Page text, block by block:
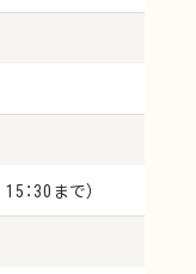
50
ラ鋳造金属
ャス系
：30まで）